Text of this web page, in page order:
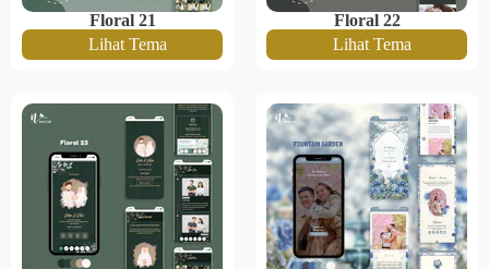
Floral 21
Lihat Tema
Floral 22
Lihat Tema